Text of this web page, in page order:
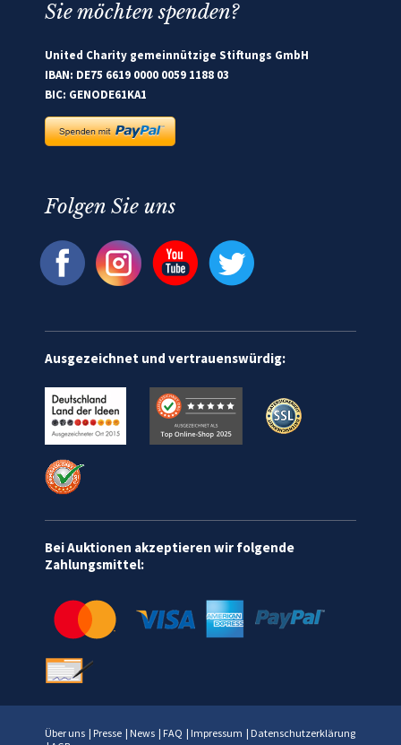
Sie möchten spenden?
United Charity gemeinnützige Stiftungs GmbH
IBAN: DE75 6619 0000 0059 1188 03
BIC: GENODE61KA1
Folgen Sie uns
Ausgezeichnet und vertrauenswürdig:
Bei Auktionen akzeptieren wir folgende
Zahlungsmittel:
Über uns | Presse | News | FAQ | Impressum | Datenschutzerklärung